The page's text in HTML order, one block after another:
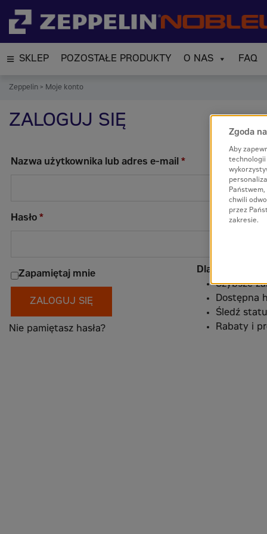
SKLEP POZOSTAŁE PRODUKTY O NAS FAQ
Zeppelin > Moje konto
ZALOGUJ SIĘ
Nazwa użytkownika lub adres e-mail *Wymagane
Hasło *Wymagane
Zapamiętaj mnie
ZALOGUJ SIĘ
Nie pamiętasz hasła?
Dlaczego
Szybsze
Dostępna
Śledź
Rabaty i
Zgoda
Aby
technologii
chwili
przez
zakresie.